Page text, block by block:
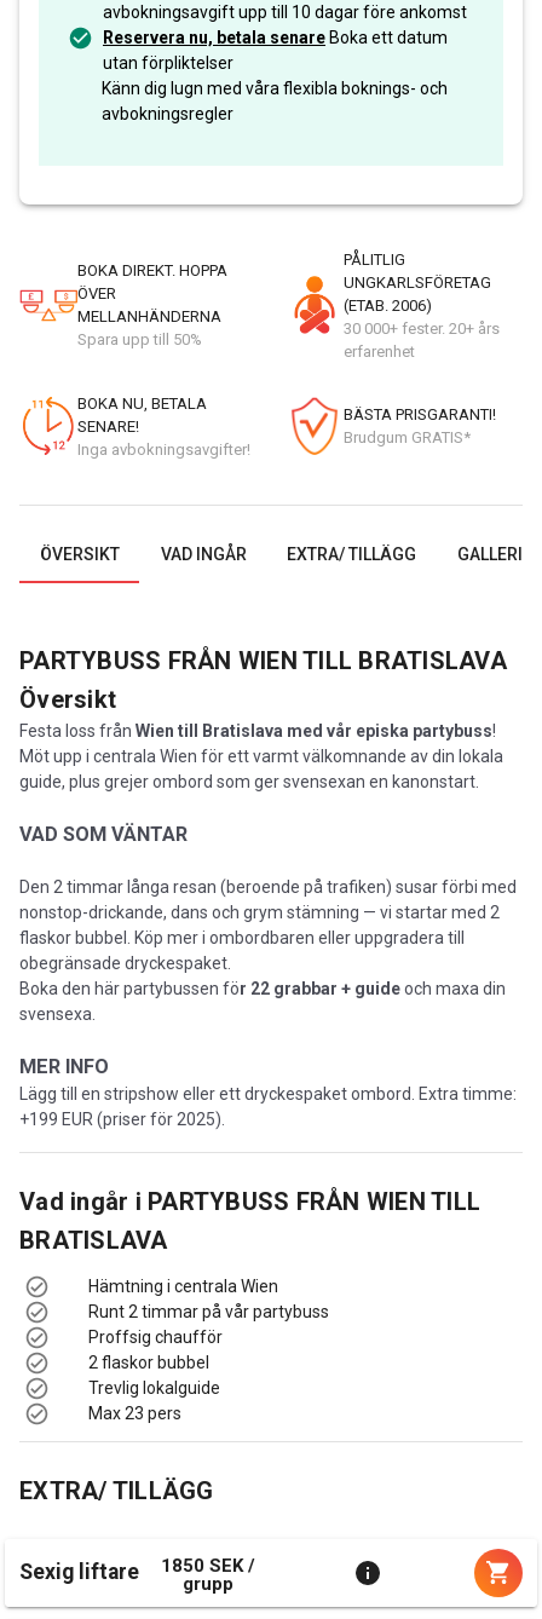
avbokningsavgift upp till 10 dagar före ankomst
Reservera nu, betala senare Boka ett datum
utan förpliktelser
Känn dig lugn med våra flexibla boknings- och
avbokningsregler
BOKA DIREKT. HOPPA
ÖVER
MELLANHÄNDERNA
Spara upp till 50%
PÅLITLIG
UNGKARLSFÖRETAG
(ETAB. 2006)
30 000+ fester. 20+ års
erfarenhet
BOKA NU, BETALA
SENARE!
Inga avbokningsavgifter!
BÄSTA PRISGARANTI!
Brudgum GRATIS*
ÖVERSIKT VAD INGÅR EXTRA/ TILLÄGG GALLERI
PARTYBUSS FRÅN WIEN TILL BRATISLAVA
Översikt
Festa loss från Wien till Bratislava med vår episka partybuss!
Möt upp i centrala Wien för ett varmt välkomnande av din lokala
guide, plus grejer ombord som ger svensexan en kanonstart.
VAD SOM VÄNTAR
Den 2 timmar långa resan (beroende på trafiken) susar förbi med
nonstop-drickande, dans och grym stämning — vi startar med 2
flaskor bubbel. Köp mer i ombordbaren eller uppgradera till
obegränsade dryckespaket.
Boka den här partybussen för 22 grabbar + guideoch maxa din
svensexa.
MER INFO
Lägg till en stripshow eller ett dryckespaket ombord. Extra timme:
+199 EUR (priser för 2025).
Vad ingår i PARTYBUSS FRÅN WIEN TILL
BRATISLAVA
Hämtning i centrala Wien
Runt 2 timmar på vår partybuss
Proffsig chaufför
2 flaskor bubbel
Trevlig lokalguide
Max 23 pers
EXTRA/ TILLÄGG
Sexig liftare
1850 SEK /
grupp